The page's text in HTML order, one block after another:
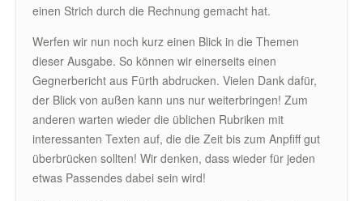
einen Strich durch die Rechnung gemacht hat.
Werfen wir nun noch kurz einen Blick in die Themen
dieser Ausgabe. So können wir einerseits einen
Gegnerbericht aus Fürth abdrucken. Vielen Dank dafür,
der Blick von außen kann uns nur weiterbringen! Zum
anderen warten wieder die üblichen Rubriken mit
interessanten Texten auf, die die Zeit bis zum Anpfiff gut
überbrücken sollten! Wir denken, dass wieder für jeden
etwas Passendes dabei sein wird!